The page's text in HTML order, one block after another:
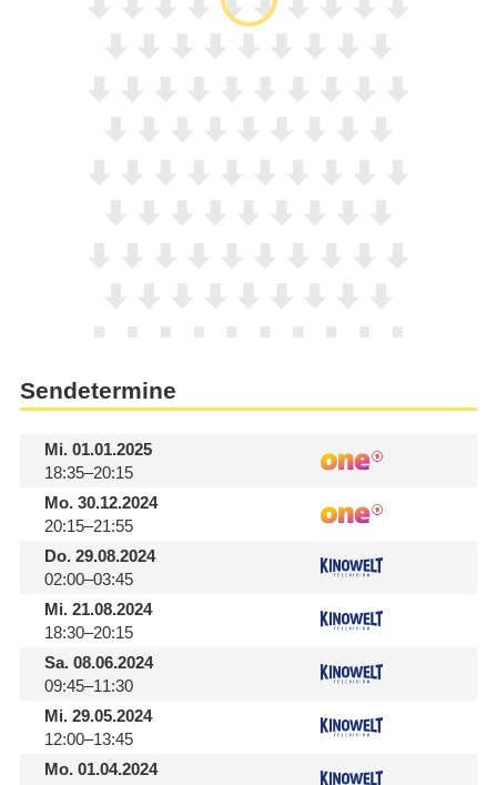
Sendetermine
Mi.01.01.2025
18:35–20:15
Mo.30.12.2024
20:15–21:55
Do.29.08.2024
02:00–03:45
Mi.21.08.2024
18:30–20:15
Sa.08.06.2024
09:45–11:30
Mi.29.05.2024
12:00–13:45
Mo.01.04.2024